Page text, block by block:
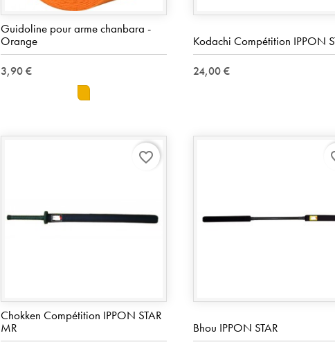
Guidoline pour arme chanbara -
Orange
3,90 €
Kodachi Compétition IPPON
24,00 €
Chokken Compétition IPPON STAR
MR
favorite_border
Bhou IPPON STAR